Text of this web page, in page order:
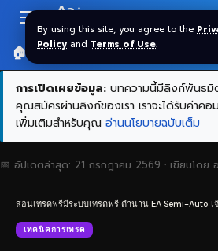
By using this site, you agree to the
Policy and Terms of Use.
Resizer
Aa
🏠 หน้าแรก ราคาทอง SPDR
การเปิดเผยข้อมูล: บทความนี้มีลิงก์พันธ
คุณสมัครผ่านลิงก์ของเรา เราจะได้รับค่าคอ
เพิ่มเติมสำหรับคุณ อ่านนโยบายฉบับเต็ม
📅 อัปเดตล่าสุด: 21 กรกฎาคม 2569 · เขียนโดย
สอนเทรดฟรีมีระบบเทรดฟรี ตำนาน EA Semi-Auto เ
เทคนิคการเทรด